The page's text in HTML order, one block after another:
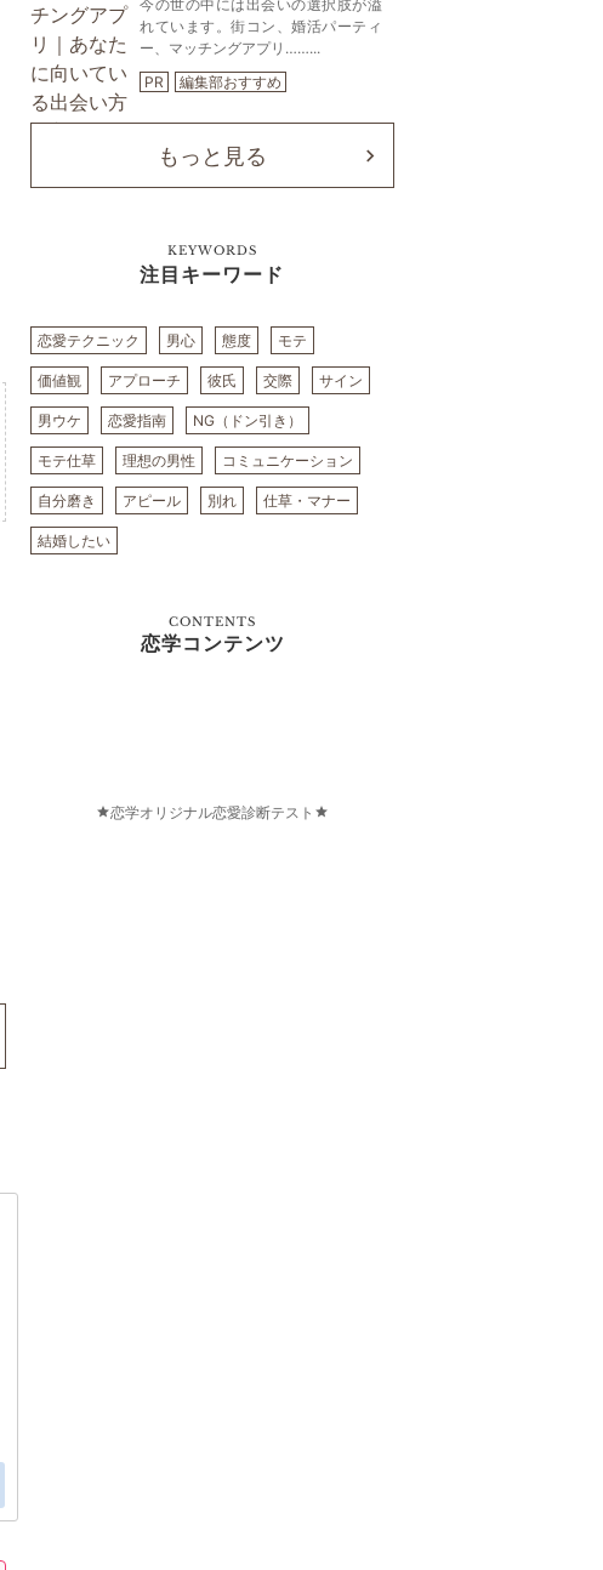
今の世の中には出会いの選択肢が溢
れています。街コン、婚活パーティ
ー、マッチングアプリ……...
PR
編集部おすすめ
もっと見る
KEYWORDS
注目キーワード
恋愛テクニック 男心 態度 モテ
価値観 アプローチ 彼氏 交際 サイン
男ウケ 恋愛指南 NG（ドン引き）
モテ仕草 理想の男性 コミュニケーション
自分磨き アピール 別れ 仕草・マナー
結婚したい
CONTENTS
恋学コンテンツ
恋学オリジナル恋愛診断テスト